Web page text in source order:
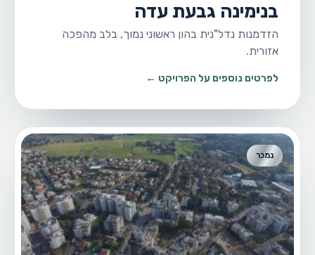
בנימינה גבעת עדה
הזדמנות נדל"נית בהון ראשוני נמוך, בלב מהפכה
אזורית.
לפרטים נוספים על הפרויקט ←
נמכר